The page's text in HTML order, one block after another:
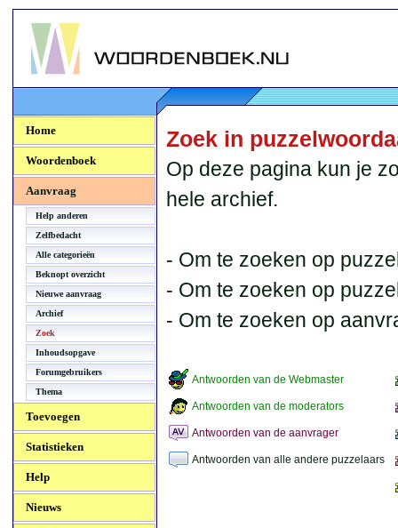
Woordenboek.NU
Home
Woordenboek
Aanvraag
Help anderen
Zelfbedacht
Alle categorieën
Beknopt overzicht
Nieuwe aanvraag
Archief
Zoek
Inhoudsopgave
Forumgebruikers
Thema
Toevoegen
Statistieken
Help
Nieuws
Zoek in
Op deze pagina kun je
hele archief.
- Om te zoeken op
- Om te zoeken op
- Om te zoeken op
Antwoorden van de Webmaster
Antwoorden van de moderators
Antwoorden van de aanvrager
Antwoorden van alle andere puzzelaars